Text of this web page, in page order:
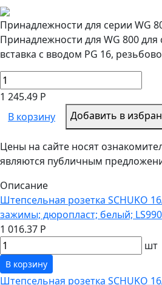
Принадлежности для серии WG
Принадлежности для WG 800
вставка с вводом PG 16,
1 245.49 Р
В корзину
Добавить в
Цены на сайте носят
являются публичным
Описание
Штепсельная розетка SCHUKO
зажимы; дюропласт; белый; LS990
1 016.37 Р
шт
В корзину
Штепсельная розетка SCHUKO